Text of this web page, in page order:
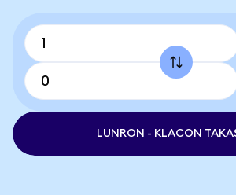
LUNRON - KLACON